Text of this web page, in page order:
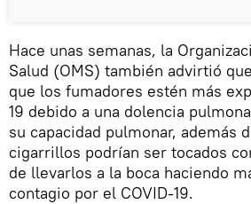
Hace unas semanas, la
Salud (OMS) también advirtió
que los fumadores estén más
19 debido a una dolencia
su capacidad pulmonar, además
cigarrillos podrían ser tocados
de llevarlos a la boca haciendo
contagio por el COVID-19.